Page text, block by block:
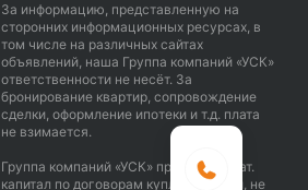
За информацию, представленную на
сторонних информационных ресурсах, в
том числе на различных сайтах
объявлений, наша Группа компаний «УСК»
ответственности не несёт. За
бронирование квартир, сопровождение
сделки, оформление ипотеки и т.д. плата
не взимается.
Группа компаний «УСК» принимает мат.
капитал по договорам купли продажи, не